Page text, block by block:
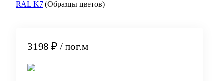
RAL K7 (Образцы цветов)
3198 ₽ / пог.м